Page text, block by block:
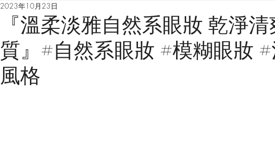
『溫柔淡雅自然系眼妝 乾淨
質』#自然系眼妝 #模糊眼妝
風格
2023年10月23日